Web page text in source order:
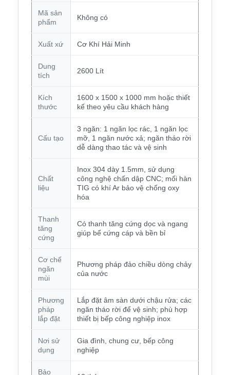
Mã sản
phẩm
Không có
Xuất xứ Cơ Khí Hải Minh
Dung
tích
2600 Lít
Kích
thước
1600 x 1500 x 1000 mm hoặc thiết
kế theo yêu cầu khách hàng
Cấu tạo
3 ngăn: 1 ngăn lọc rác, 1 ngăn lọc
mỡ, 1 ngăn nước xả; ngăn tháo rời
dễ dàng thao tác và vệ sinh
Chất
liệu
Inox 304 dày 1.5mm, sử dụng
công nghệ chấn dập CNC; mối hàn
TIG có khí Ar bảo vệ chống oxy
hóa
Thanh
tăng
cứng
Có thanh tăng cứng dọc và ngang
giúp bể cứng cáp và bền bỉ
Cơ chế
ngăn
mùi
Phương pháp đảo chiều dòng chảy
của nước
Phương
pháp
lắp đặt
Lắp đặt âm sàn dưới chậu rửa; các
ngăn tháo rời để vệ sinh; phù hợp
thiết bị bếp công nghiệp inox
Nơi sử
dụng
Gia đình, chung cư, bếp công
nghiệp
Bảo